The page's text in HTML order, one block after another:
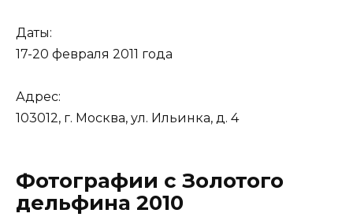
Даты:
17-20 февраля 2011 года
Адрес:
103012, г. Москва, ул. Ильинка, д. 4
Фотографии с Золотого
дельфина 2010